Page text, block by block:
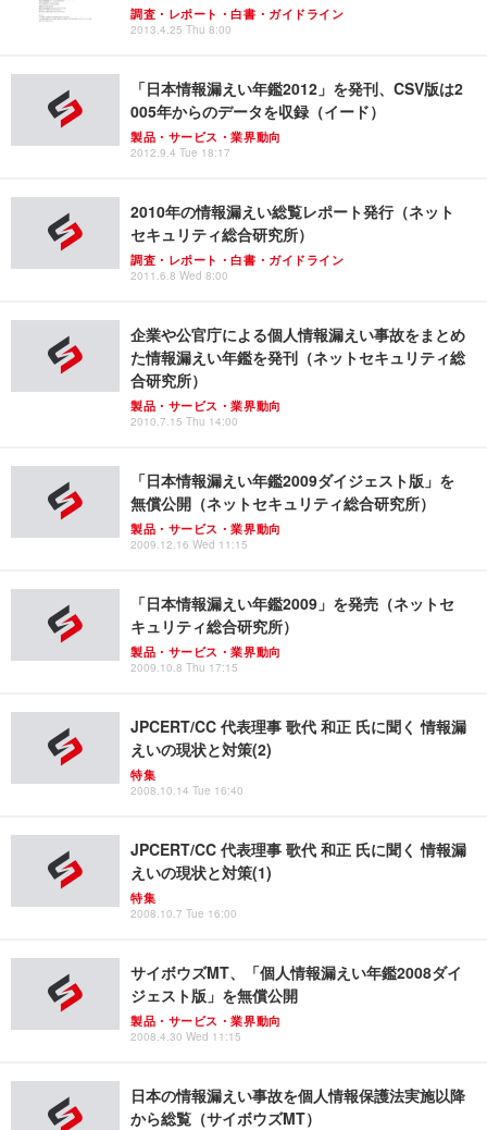
調査・レポート・白書・ガイドライン
2013.4.25 Thu 8:00
「日本情報漏えい年鑑2012」を発刊、CSV版は2
005年からのデータを収録（イード）
製品・サービス・業界動向
2012.9.4 Tue 18:17
2010年の情報漏えい総覧レポート発行（ネット
セキュリティ総合研究所）
調査・レポート・白書・ガイドライン
2011.6.8 Wed 8:00
企業や公官庁による個人情報漏えい事故をまとめ
た情報漏えい年鑑を発刊（ネットセキュリティ総
合研究所）
製品・サービス・業界動向
2010.7.15 Thu 14:00
「日本情報漏えい年鑑2009ダイジェスト版」を
無償公開（ネットセキュリティ総合研究所）
製品・サービス・業界動向
2009.12.16 Wed 11:15
「日本情報漏えい年鑑2009」を発売（ネットセ
キュリティ総合研究所）
製品・サービス・業界動向
2009.10.8 Thu 17:15
JPCERT/CC 代表理事 歌代 和正 氏に聞く 情報漏
えいの現状と対策(2)
特集
2008.10.14 Tue 16:40
JPCERT/CC 代表理事 歌代 和正 氏に聞く 情報漏
えいの現状と対策(1)
特集
2008.10.7 Tue 16:00
サイボウズMT、「個人情報漏えい年鑑2008ダイ
ジェスト版」を無償公開
製品・サービス・業界動向
2008.4.30 Wed 11:15
日本の情報漏えい事故を個人情報保護法実施以降
から総覧（サイボウズMT）